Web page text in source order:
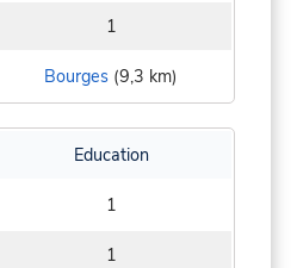
1
Bourges (9,3 km)
Education
1
1